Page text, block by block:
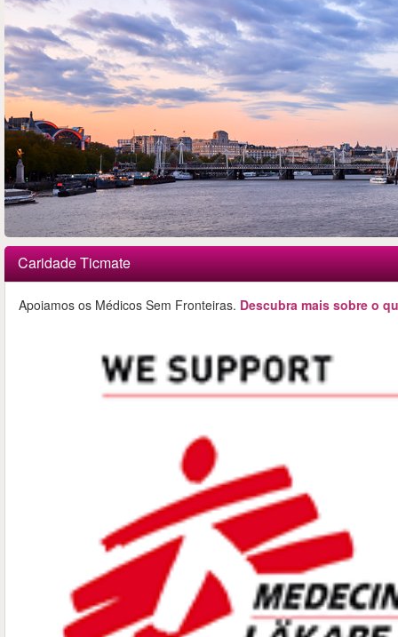
Caridade Ticmate
Apoiamos os Médicos Sem Fronteiras. Descubra mais sobre o